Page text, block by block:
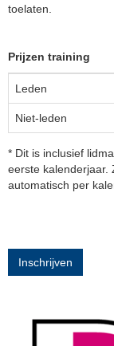
toelaten.
Prijzen training
Leden
Niet-leden
* Dit is inclusief
eerste kalenderjaar.
automatisch per
Inschrijven